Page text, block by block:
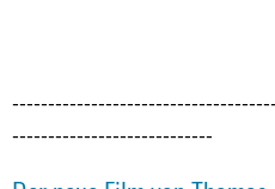
----------------------------